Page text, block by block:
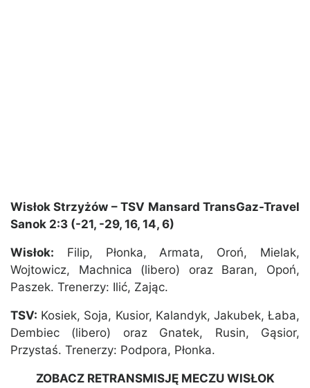
Wisłok Strzyżów – TSV Mansard TransGaz-Travel
Sanok 2:3 (-21, -29, 16, 14, 6)
Wisłok: Filip, Płonka, Armata, Oroń, Mielak,
Wojtowicz, Machnica (libero) oraz Baran, Opoń,
Paszek. Trenerzy: Ilić, Zając.
TSV: Kosiek, Soja, Kusior, Kalandyk, Jakubek, Łaba,
Dembiec (libero) oraz Gnatek, Rusin, Gąsior,
Przystaś. Trenerzy: Podpora, Płonka.
ZOBACZ RETRANSMISJĘ MECZU WISŁOK